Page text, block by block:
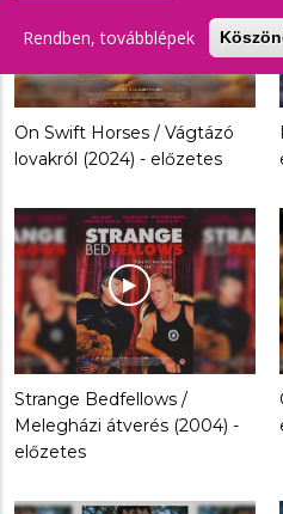
Rendben, továbblépek
On Swift Horses / Vágtázó
lovakról (2024) - előzetes
Strange Bedfellows /
Melegházi átverés (2004) -
előzetes